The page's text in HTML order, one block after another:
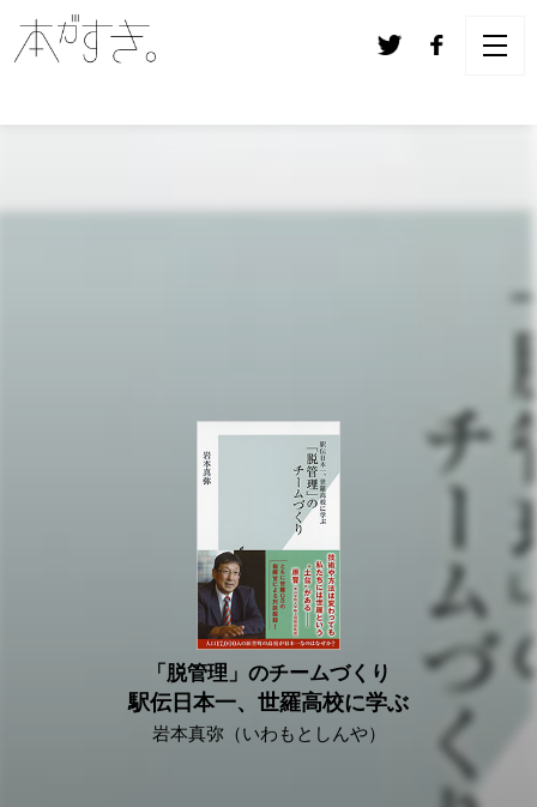
「脱管理」のチームづくり
駅伝日本一、世羅高校に学ぶ
岩本真弥（いわもとしんや）